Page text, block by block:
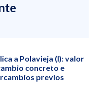
a Polavieja (I): valor
concreto e
previos